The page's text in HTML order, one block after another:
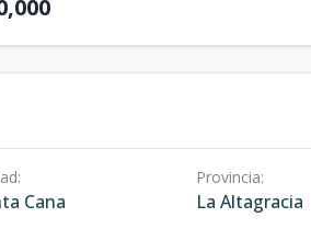
:
Cana
Provincia:
La Altagracia